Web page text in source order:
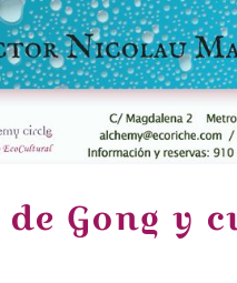
Gong y